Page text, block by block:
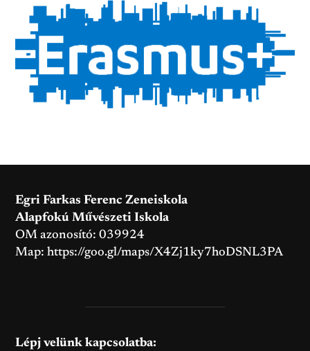
Egri Farkas Ferenc Zeneiskola
Alapfokú Művészeti Iskola
OM azonosító: 039924
Map:https://goo.gl/maps/X4Zj1ky7hoDSNL3PA
Lépj velünk kapcsolatba: